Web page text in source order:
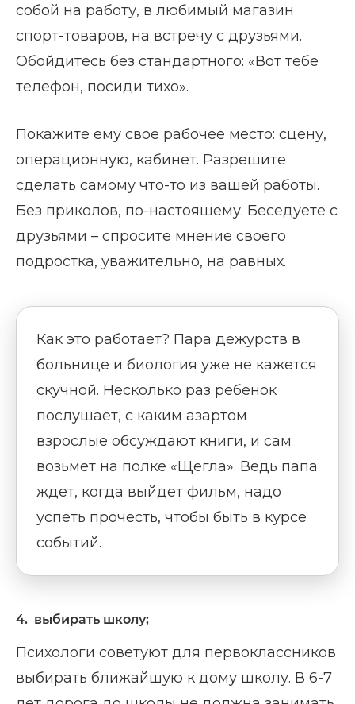
собой на работу, в любимый магазин
спорт-товаров, на встречу с друзьями.
Обойдитесь без стандартного: «Вот тебе
телефон, посиди тихо».
Покажите ему свое рабочее место: сцену,
операционную, кабинет. Разрешите
сделать самому что-то из вашей работы.
Без приколов, по-настоящему. Беседуете с
друзьями – спросите мнение своего
подростка, уважительно, на равных.
Как это работает? Пара дежурств в
больнице и биология уже не кажется
скучной. Несколько раз ребенок
послушает, с каким азартом
взрослые обсуждают книги, и сам
возьмет на полке «Щегла». Ведь папа
ждет, когда выйдет фильм, надо
успеть прочесть, чтобы быть в курсе
событий.
4. выбирать школу;
Психологи советуют для первоклассников
выбирать ближайшую к дому школу. В 6-7